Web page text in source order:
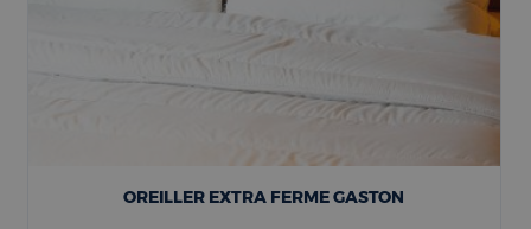
OREILLER EXTRA FERME GASTON